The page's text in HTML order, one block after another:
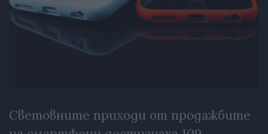
Световните приходи от продажбите